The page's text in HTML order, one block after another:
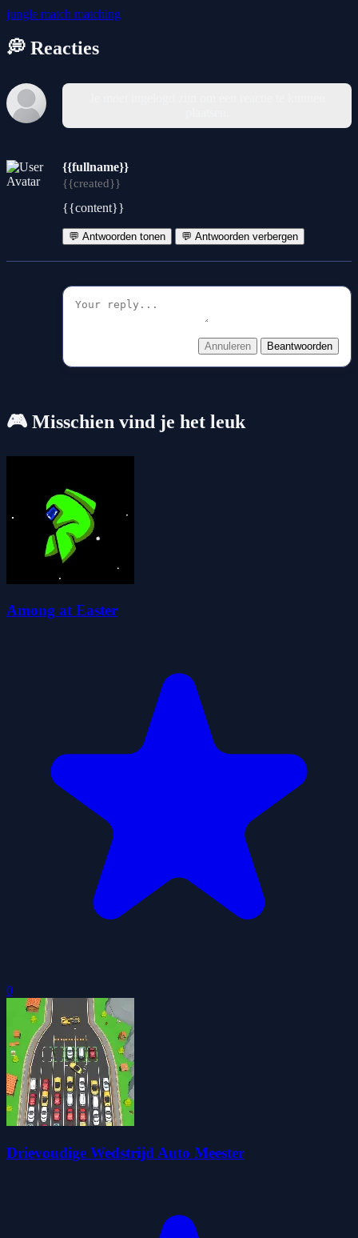
jungle match matching
💭 Reacties
{{fullname}}
{{created}}
{{content}}
💬 Antwoorden tonen 💬 Antwoorden verbergen
Annuleren Beantwoorden
🎮 Misschien vind je het leuk
Among at Easter
0
Drievoudige Wedstrijd Auto Meester